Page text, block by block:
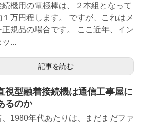
続機用の電極棒は、２本組となって
１万円程します。 ですが、これはメ
正規品の場合です。 ここ近年、イン
ッ...
記事を読む
視型融着接続機は通信工事屋に
るのか
、1980年代あたりは、まだまだファ